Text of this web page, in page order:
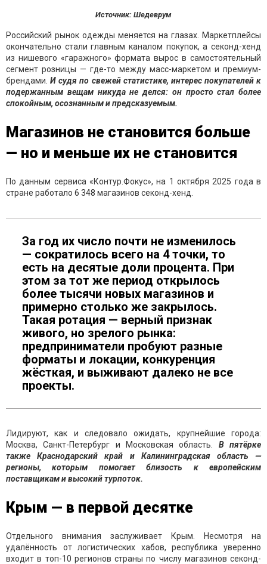
Источник: Шедеврум
Российский рынок одежды меняется на глазах. Маркетплейсы
окончательно стали главным каналом покупок, а секонд-хенд
из нишевого «гаражного» формата вырос в самостоятельный
сегмент розницы — где-то между масс-маркетом и премиум-
брендами.И судя по свежей статистике, интерес покупателей к
подержанным вещам никуда не делся: он просто стал более
спокойным, осознанным и предсказуемым.
Магазинов не становится больше
— но и меньше их не становится
По данным сервиса «Контур.Фокус», на 1 октября 2025 года в
стране работало 6 348 магазинов секонд-хенд.
За год их число почти не изменилось
— сократилось всего на 4 точки, то
есть на десятые доли процента. При
этом за тот же период открылось
более тысячи новых магазинов и
примерно столько же закрылось.
Такая ротация — верный признак
живого, но зрелого рынка:
предприниматели пробуют разные
форматы и локации, конкуренция
жёсткая, и выживают далеко не все
проекты.
Лидируют, как и следовало ожидать, крупнейшие города:
Москва, Санкт-Петербург и Московская область. В пятёрке
также Краснодарский край и Калининградская область —
регионы, которым помогает близость к европейским
поставщикам и высокий турпоток.
Крым — в первой десятке
Отдельного внимания заслуживает Крым. Несмотря на
удалённость от логистических хабов, республика уверенно
входит в топ-10 регионов страны по числу магазинов секонд-